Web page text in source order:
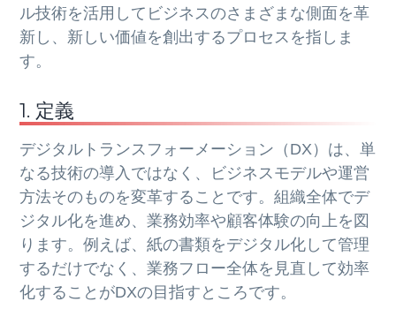
ル技術を活用してビジネスのさまざまな側面を革
新し、新しい価値を創出するプロセスを指しま
す。
1. 定義
デジタルトランスフォーメーション（DX）は、単
なる技術の導入ではなく、ビジネスモデルや運営
方法そのものを変革することです。組織全体でデ
ジタル化を進め、業務効率や顧客体験の向上を図
ります。例えば、紙の書類をデジタル化して管理
するだけでなく、業務フロー全体を見直して効率
化することがDXの目指すところです。